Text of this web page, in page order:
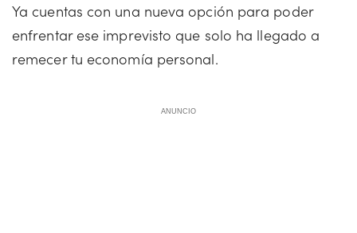
Ya cuentas con una nueva opción para poder
enfrentar ese imprevisto que solo ha llegado a
remecer tu economía personal.
ANUNCIO